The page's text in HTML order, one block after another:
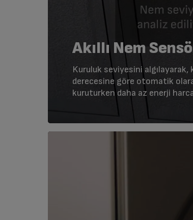
Akıllı Nem
Kuruluk seviyesini
derecesine göre otomatik
kuruturken daha az enerji